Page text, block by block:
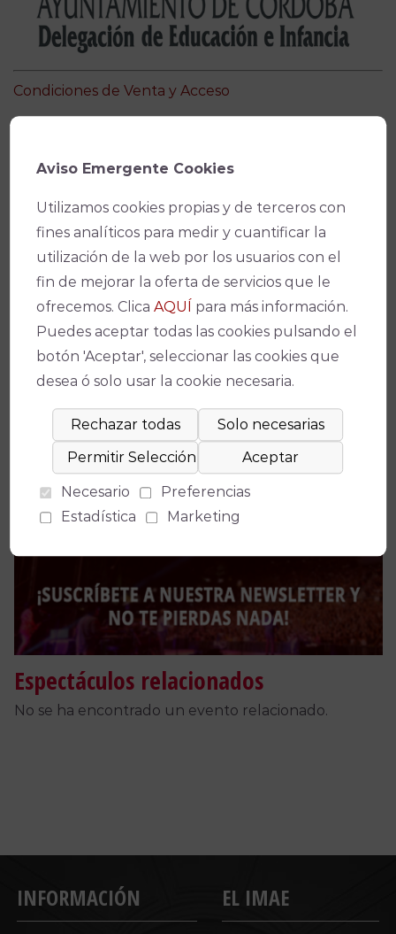
Condiciones de Venta y Acceso
Ficha técnica
Teatro
Teatro Góngora
Fecha(s)
Precio
Facebook
X WhatsApp
Email
Copy
Espectáculos relacionados
No se ha encontrado un evento relacionado.
INFORMACIÓN EL IMAE
Aviso Emergente Cookies
Utilizamos cookies propias y de terceros con
fines analíticos para medir y cuantificar la
utilización de la web por los usuarios con el
fin de mejorar la oferta de servicios que le
ofrecemos. ClicaAQUÍ para más información.
Puedes aceptar todas las cookies pulsando el
botón 'Aceptar', seleccionar las cookies que
desea ó solo usar la cookie necesaria.
Necesario
Preferencias
Estadística
Marketing